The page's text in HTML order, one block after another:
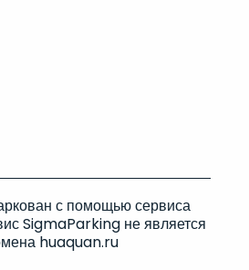
с помощью сервиса
SigmaParking не является
huaquan.ru